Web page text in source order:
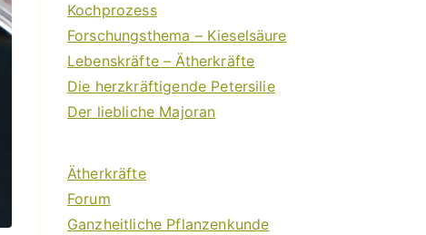
Kochprozess
Forschungsthema – Kieselsäure
Lebenskräfte – Ätherkräfte
Die herzkräftigende Petersilie
Der liebliche Majoran
Ätherkräfte
Forum
Ganzheitliche Pflanzenkunde